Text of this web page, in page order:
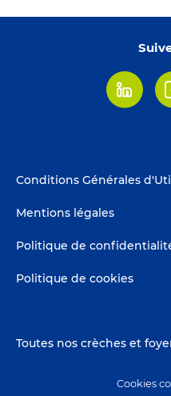
Linkedin
Footer
Conditions Générales
Mentions légales
Politique de
Politique de cookies
Toutes nos crèches et
Cookies